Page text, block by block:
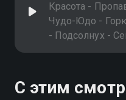
Красота -
Чудо-Юдо -
- Подсолнух -
Настоящий
слово -
С этим